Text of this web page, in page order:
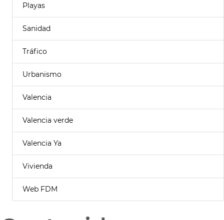
Playas
Sanidad
Tráfico
Urbanismo
Valencia
Valencia verde
Valencia Ya
Vivienda
Web FDM